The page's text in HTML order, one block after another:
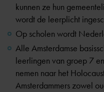
kunnen ze hun
wordt de leerplicht
Op scholen wordt
Alle Amsterdamse
leerlingen van groep 7
nemen naar het
Amsterdammers zowel